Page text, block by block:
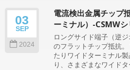
03
SEP
2024
電流検出金属チップ
ーミナル）-CSMW
ロングサイド端子（逆
のフラットチップ抵抗
たりワイドターミナル
り、さまざまなワイド